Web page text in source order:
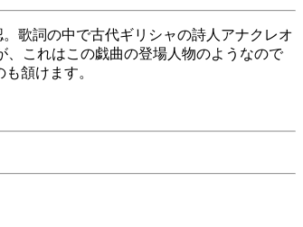
歌詞の中で古代ギリシャの詩人アナクレオ
、これはこの戯曲の登場人物のようなので
頷けます。